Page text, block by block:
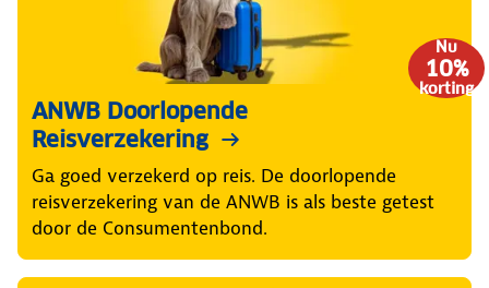
Nu
10%
korting
ANWB Doorlopende
Reisverzekering
Ga goed verzekerd op reis. De doorlopende
reisverzekering van de ANWB is als beste getest
door de Consumentenbond.